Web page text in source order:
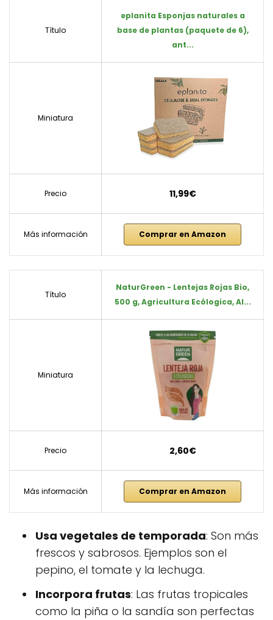
Título
eplanita Esponjas naturales a
base de plantas (paquete de 6),
ant...
Miniatura
Precio 11,99€
Más información Comprar en Amazon
Título
NaturGreen - Lentejas Rojas Bio,
500 g, Agricultura Ecólogica, Al...
Miniatura
Precio 2,60€
Más información Comprar en Amazon
Usa vegetales de temporada: Son más
frescos y sabrosos. Ejemplos son el
pepino, el tomate y la lechuga.
Incorpora frutas: Las frutas tropicales
como la piña o la sandía son perfectas